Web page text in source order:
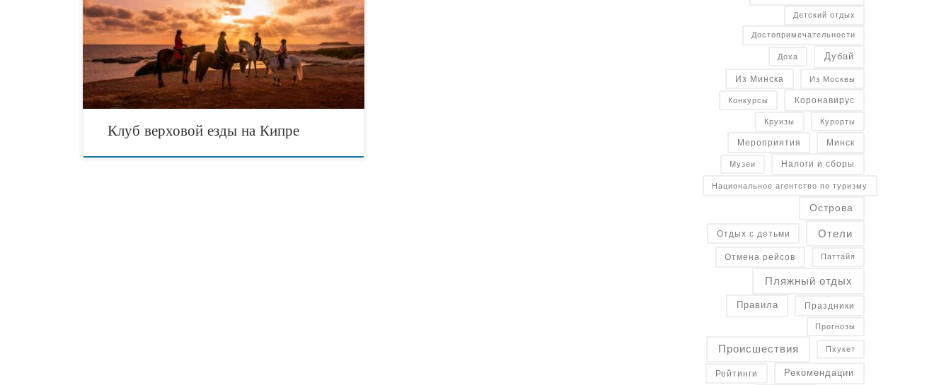
чудесное развлечение – катание на лошадях. В отеле есть
собственный клуб верховой езды George’s Horse Ranch.
Предлагаем исследовать живописные окрестности отеля
верхом на лошади. Новости туризма Кипра. Можно
прокатиться верхом на лошади вдоль берега моря […]
Клуб верховой езды на Кипре
Детский отдых
Достопримечательности
Доха Дубай
Из Минска Из Москвы
Конкурсы Коронавирус
Круизы Курорты
Мероприятия Минск
Музеи Налоги и сборы
Национальное агентство по туризму
Острова
Отдых с детьми Отели
Отмена рейсов Паттайя
Пляжный отдых
Правила Праздники
Прогнозы
Происшествия Пхукет
Рейтинги Рекомендации